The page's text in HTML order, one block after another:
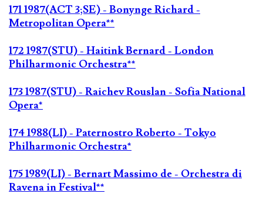
171 1987(ACT 3;SE) - Bonynge Richard -
Metropolitan Opera**
172 1987(STU) - Haitink Bernard - London
Philharmonic Orchestra**
173 1987(STU) - Raichev Rouslan - Sofia National
Opera*
174 1988(LI) - Paternostro Roberto - Tokyo
Philharmonic Orchestra*
175 1989(LI) - Bernart Massimo de - Orchestra di
Ravena in Festival**